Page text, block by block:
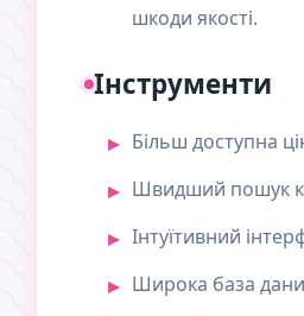
шкоди якості.
Інструменти
Більш доступна
Швидший пошук
Інтуїтивний
Широка база